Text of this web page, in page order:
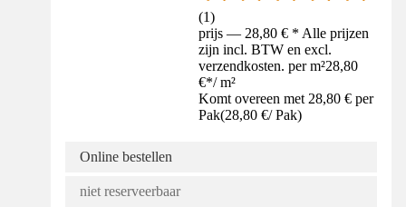
(1)
prijs — 28,80 € * Alle prijzen
zijn incl. BTW en excl.
verzendkosten. per m²28,80
€*/ m²
Komt overeen met 28,80 € per
Pak(28,80 €/ Pak)
Online bestellen
niet reserveerbaar